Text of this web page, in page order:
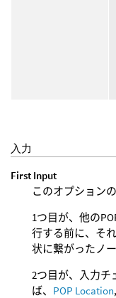
入力
First Input
このオプション
1つ目が、他の
行する前に、そ
状に繋がったノ
2つ目が、入力チ
ば、 POP Location,